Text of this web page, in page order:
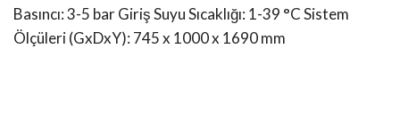
Basıncı: 3-5 barGiriş Suyu Sıcaklığı: 1-39 °CSistem
Ölçüleri (GxDxY): 745 x 1000 x 1690 mm